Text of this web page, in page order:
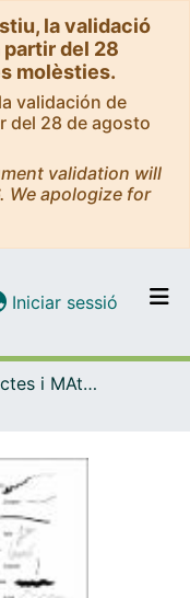
la validació
del 28
molèsties.
validación de
del 28 de agosto
validation will
We apologize for
tot el DD
Iniciar sessió (current)
OMADO (Objectes i MAterials DOcents)